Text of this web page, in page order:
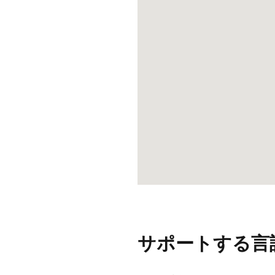
サポートする言